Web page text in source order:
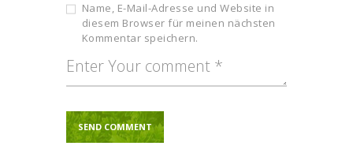
Name, E-Mail-Adresse und Website in
diesem Browser für meinen nächsten
Kommentar speichern.